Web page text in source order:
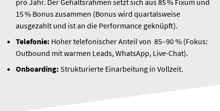
15 % Bonus zusammen (Bonus wird quartalsweise
ausgezahlt und ist an die Performance geknüpft).
Telefonie: Hoher telefonischer Anteil von 85–90 % (Fokus:
Outbound mit warmen Leads, WhatsApp, Live-Chat).
Onboarding: Strukturierte Einarbeitung in Vollzeit.